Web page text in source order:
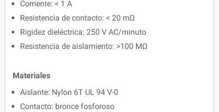
Corriente: < 1 A
Resistencia de contacto: < 20 mΩ
Rigidez dieléctrica: 250 V AC/minuto
Resistencia de aislamiento: >100 MΩ
Materiales
Aislante: Nylon 6T UL 94 V-0
Contacto: bronce fosforoso